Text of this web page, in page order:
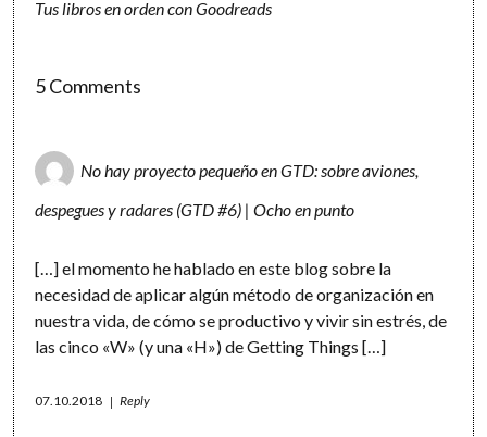
Tus libros en orden con Goodreads
5 Comments
No hay proyecto pequeño en GTD: sobre aviones,
despegues y radares (GTD #6) | Ocho en punto
[…] el momento he hablado en este blog sobre la
necesidad de aplicar algún método de organización en
nuestra vida, de cómo se productivo y vivir sin estrés, de
las cinco «W» (y una «H») de Getting Things […]
07.10.2018 Reply